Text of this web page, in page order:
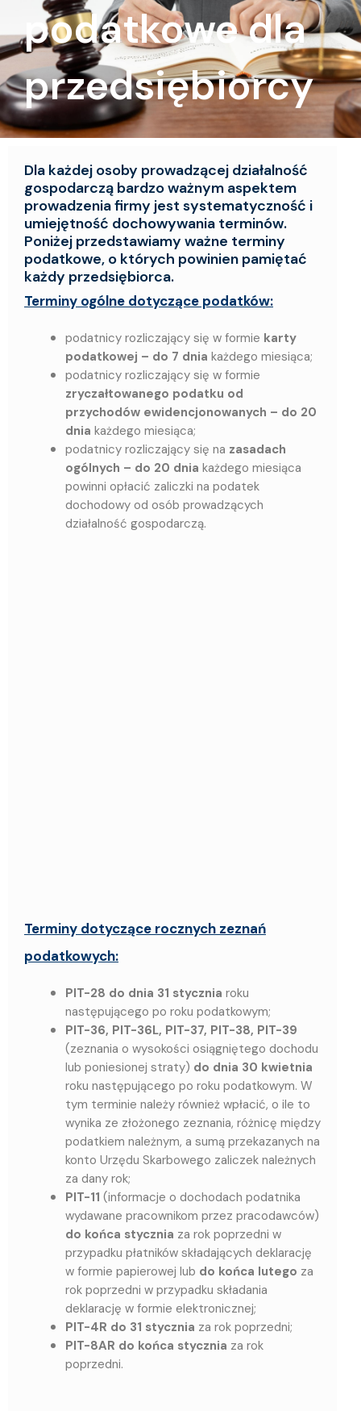
podatkowe dla
przedsiębiorcy
Dla każdej osoby prowadzącej działalność
gospodarczą bardzo ważnym aspektem
prowadzenia firmy jest systematyczność i
umiejętność dochowywania terminów.
Poniżej przedstawiamy ważne terminy
podatkowe, o których powinien pamiętać
każdy przedsiębiorca.
Terminy ogólne dotyczące podatków:
podatnicy rozliczający się w formie karty
podatkowej – do 7 dnia każdego miesiąca;
podatnicy rozliczający się w formie
zryczałtowanego podatku od
przychodów ewidencjonowanych – do 20
dnia każdego miesiąca;
podatnicy rozliczający się na zasadach
ogólnych – do 20 dnia każdego miesiąca
powinni opłacić zaliczki na podatek
dochodowy od osób prowadzących
działalność gospodarczą.
Terminy dotyczące rocznych zeznań
podatkowych:
PIT-28 do dnia 31 stycznia roku
następującego po roku podatkowym;
PIT-36, PIT-36L, PIT-37, PIT-38, PIT-39
(zeznania o wysokości osiągniętego dochodu
lub poniesionej straty) do dnia 30 kwietnia
roku następującego po roku podatkowym. W
tym terminie należy również wpłacić, o ile to
wynika ze złożonego zeznania, różnicę między
podatkiem należnym, a sumą przekazanych na
konto Urzędu Skarbowego zaliczek należnych
za dany rok;
PIT-11 (informacje o dochodach podatnika
wydawane pracownikom przez pracodawców)
do końca stycznia za rok poprzedni w
przypadku płatników składających deklarację
w formie papierowej lub do końca lutego za
rok poprzedni w przypadku składania
deklarację w formie elektronicznej;
PIT-4R do 31 stycznia za rok poprzedni;
PIT-8AR do końca stycznia za rok
poprzedni.